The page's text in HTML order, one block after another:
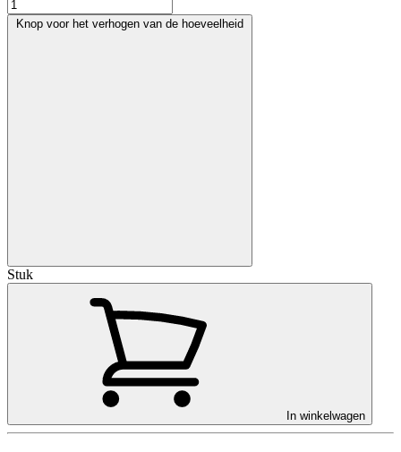
Knop voor het verhogen van de hoeveelheid
Stuk
In winkelwagen